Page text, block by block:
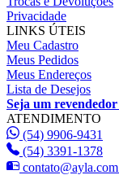
Privacidade
LINKS ÚTEIS
Meu Cadastro
Meus Pedidos
Meus Endereços
Lista de Desejos
Seja um
ATENDIMENTO
(54) 9906-9431
(54) 3391-1378